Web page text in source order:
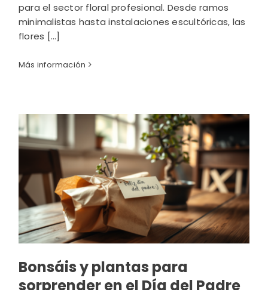
para el sector floral profesional. Desde ramos
minimalistas hasta instalaciones escultóricas, las
flores [...]
Más información
Bonsáis y plantas para
sorprender en el Día del Padre